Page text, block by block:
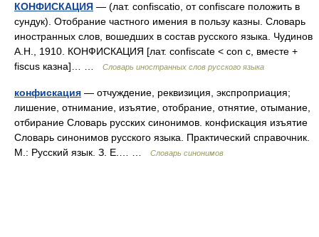
КОНФИСКАЦИЯ — (лат. confiscatio, от confiscare положить в
сундук). Отобрание частного имения в пользу казны. Словарь
иностранных слов, вошедших в состав русского языка. Чудинов
А.Н., 1910. КОНФИСКАЦИЯ [лат. confiscate < con с, вместе +
fiscus казна]… …
Словарь иностранных слов русского языка
конфискация — отчуждение, реквизиция, экспроприация;
лишение, отнимание, изъятие, отобрание, отнятие, отымание,
отбирание Словарь русских синонимов. конфискация изъятие
Словарь синонимов русского языка. Практический справочник.
М.: Русский язык. З. Е.… …
Словарь синонимов